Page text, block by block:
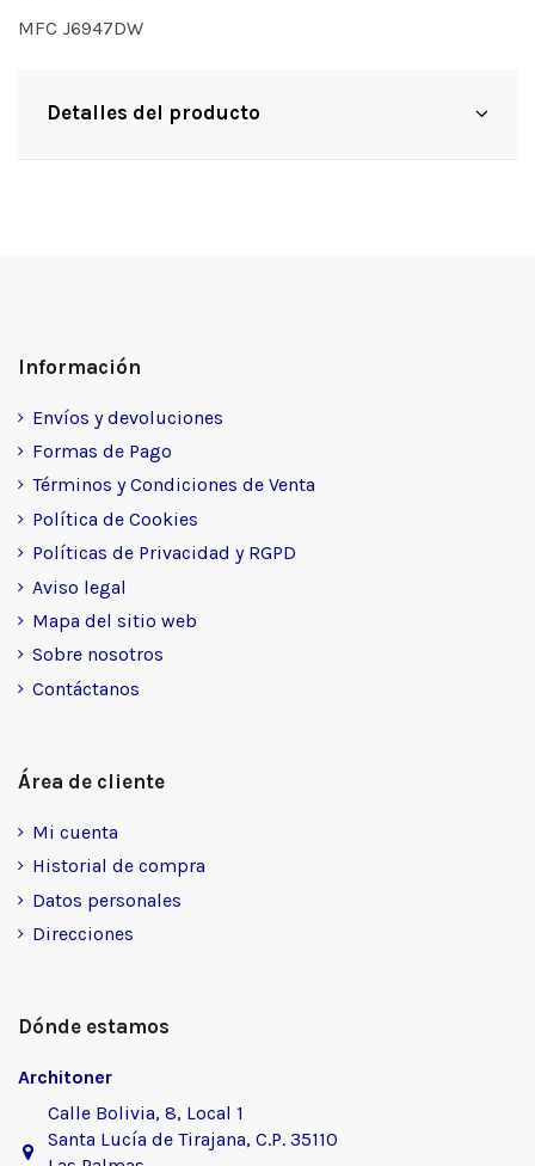
MFC J6947DW
Detalles del producto
Información
Envíos y devoluciones
Formas de Pago
Términos y Condiciones de Venta
Política de Cookies
Políticas de Privacidad y RGPD
Aviso legal
Mapa del sitio web
Sobre nosotros
Contáctanos
Área de cliente
Mi cuenta
Historial de compra
Datos personales
Direcciones
Dónde estamos
Architoner
Calle Bolivia, 8, Local 1
Santa Lucía de Tirajana, C.P. 35110